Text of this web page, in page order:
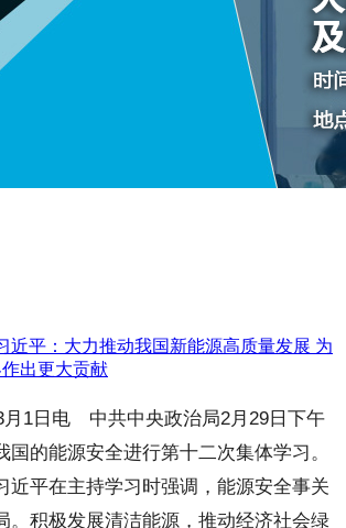
近平：大力推动我国新能源高质量发展 为
出更大贡献
月1日电 中共中央政治局2月29日下午
国的能源安全进行第十二次集体学习。
近平在主持学习时强调，能源安全事关
。积极发展清洁能源，推动经济社会绿